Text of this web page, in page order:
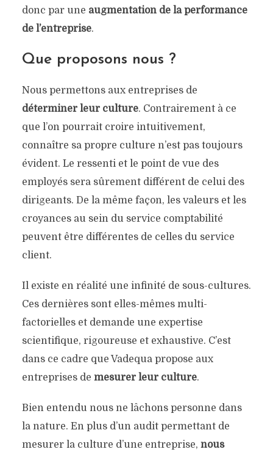
donc par une augmentation de la performance
de l’entreprise.
Que proposons nous ?
Nous permettons aux entreprises de
déterminer leur culture. Contrairement à ce
que l’on pourrait croire intuitivement,
connaître sa propre culture n’est pas toujours
évident. Le ressenti et le point de vue des
employés sera sûrement différent de celui des
dirigeants. De la même façon, les valeurs et les
croyances au sein du service comptabilité
peuvent être différentes de celles du service
client.
Il existe en réalité une infinité de sous-cultures.
Ces dernières sont elles-mêmes multi-
factorielles et demande une expertise
scientifique, rigoureuse et exhaustive. C’est
dans ce cadre que Vadequa propose aux
entreprises de mesurer leur culture.
Bien entendu nous ne lâchons personne dans
la nature. En plus d’un audit permettant de
mesurer la culture d’une entreprise, nous